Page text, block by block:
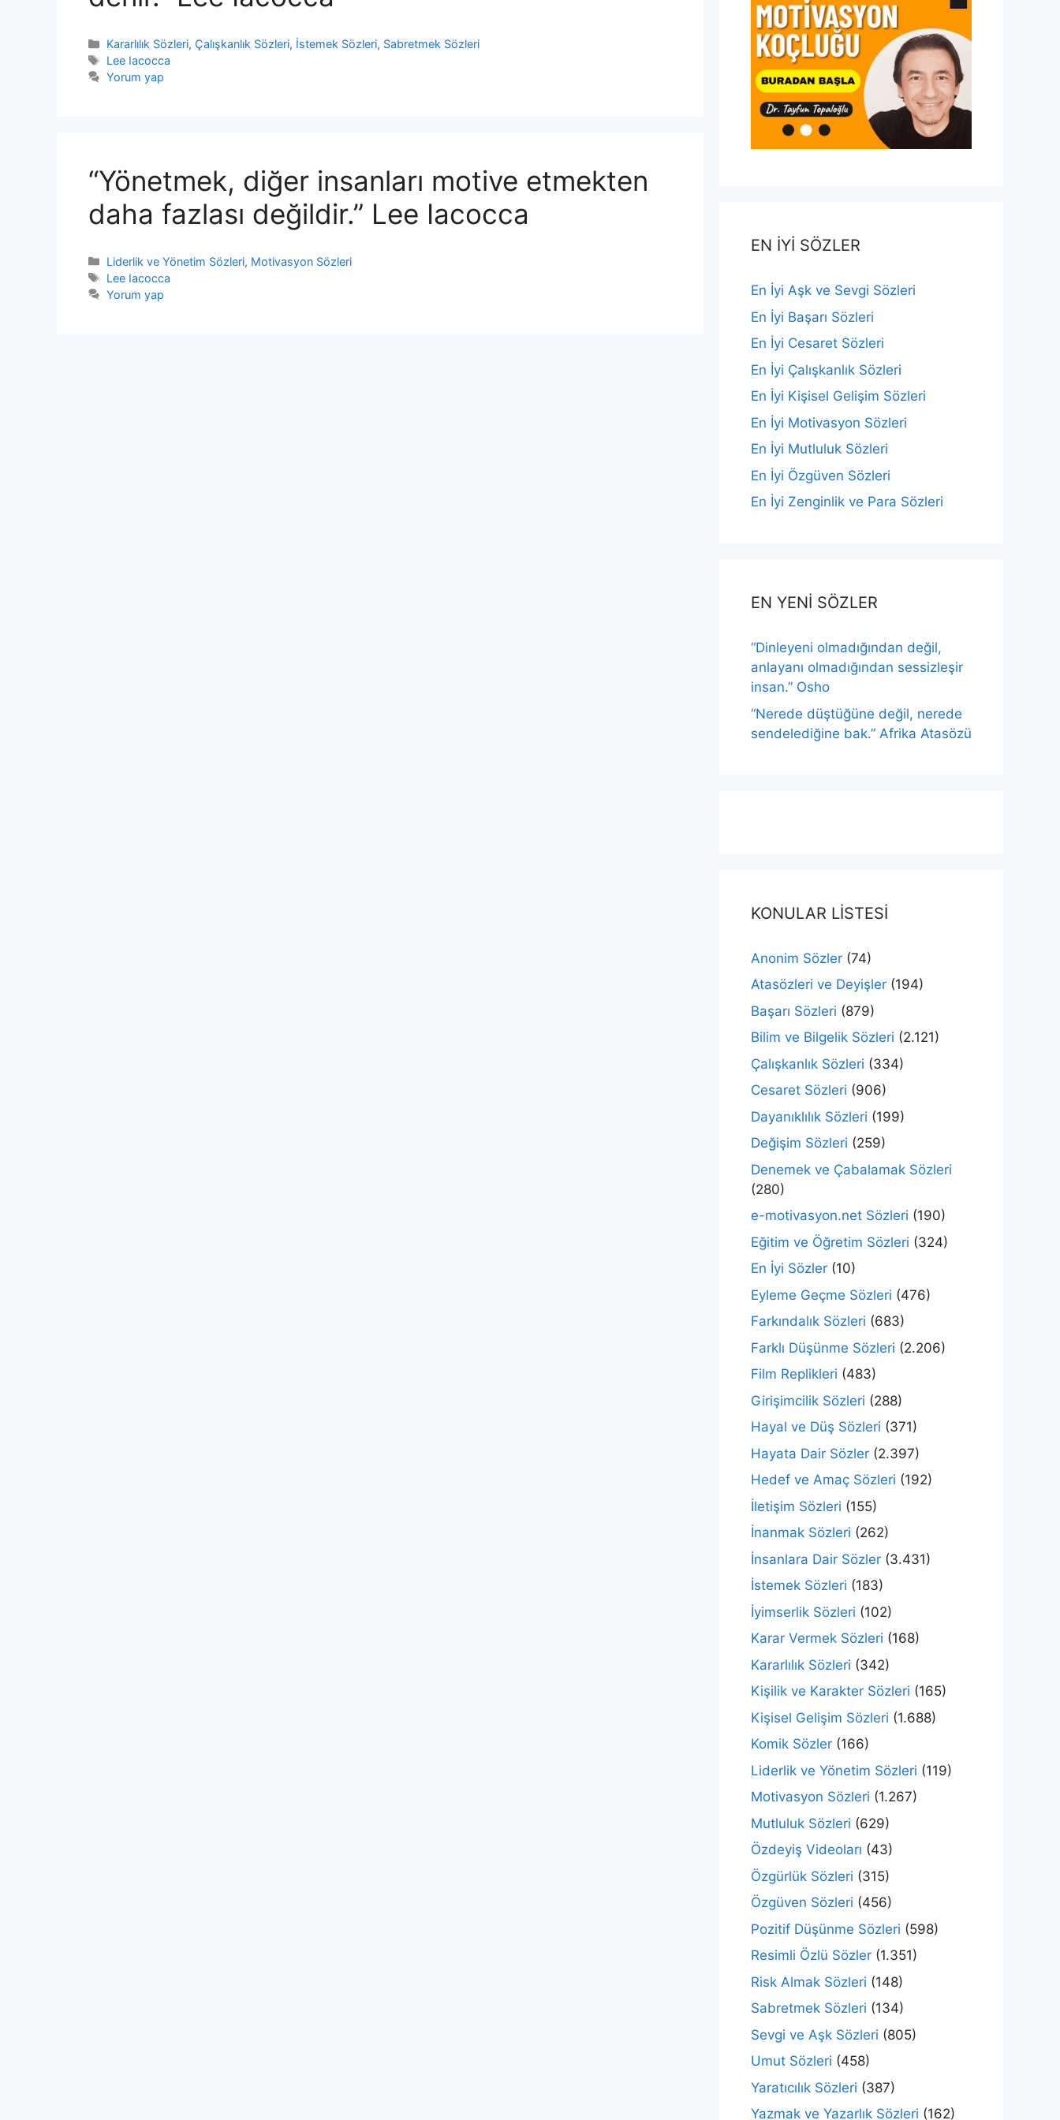
Kategoriler
Kararlılık Sözleri, Çalışkanlık Sözleri, İstemek Sözleri, Sabretmek Sözleri
Etiketler
Lee Iacocca
Yorum yap
“Yönetmek, diğer insanları motive etmekten
daha fazlası değildir.” Lee Iacocca
Kategoriler
Liderlik ve Yönetim Sözleri, Motivasyon Sözleri
Etiketler
Lee Iacocca
Yorum yap
EN İYİ SÖZLER
En İyi Aşk ve Sevgi Sözleri
En İyi Başarı Sözleri
En İyi Cesaret Sözleri
En İyi Çalışkanlık Sözleri
En İyi Kişisel Gelişim Sözleri
En İyi Motivasyon Sözleri
En İyi Mutluluk Sözleri
En İyi Özgüven Sözleri
En İyi Zenginlik ve Para Sözleri
EN YENİ SÖZLER
“Dinleyeni olmadığından değil,
anlayanı olmadığından sessizleşir
insan.” Osho
“Nerede düştüğüne değil, nerede
sendelediğine bak.” Afrika Atasözü
KONULAR LİSTESİ
Anonim Sözler (74)
Atasözleri ve Deyişler (194)
Başarı Sözleri (879)
Bilim ve Bilgelik Sözleri (2.121)
Çalışkanlık Sözleri (334)
Cesaret Sözleri (906)
Dayanıklılık Sözleri (199)
Değişim Sözleri (259)
Denemek ve Çabalamak Sözleri
(280)
e-motivasyon.net Sözleri (190)
Eğitim ve Öğretim Sözleri (324)
En İyi Sözler (10)
Eyleme Geçme Sözleri (476)
Farkındalık Sözleri (683)
Farklı Düşünme Sözleri (2.206)
Film Replikleri (483)
Girişimcilik Sözleri (288)
Hayal ve Düş Sözleri (371)
Hayata Dair Sözler (2.397)
Hedef ve Amaç Sözleri (192)
İletişim Sözleri (155)
İnanmak Sözleri (262)
İnsanlara Dair Sözler (3.431)
İstemek Sözleri (183)
İyimserlik Sözleri (102)
Karar Vermek Sözleri (168)
Kararlılık Sözleri (342)
Kişilik ve Karakter Sözleri (165)
Kişisel Gelişim Sözleri (1.688)
Komik Sözler (166)
Liderlik ve Yönetim Sözleri (119)
Motivasyon Sözleri (1.267)
Mutluluk Sözleri (629)
Özdeyiş Videoları (43)
Özgürlük Sözleri (315)
Özgüven Sözleri (456)
Pozitif Düşünme Sözleri (598)
Resimli Özlü Sözler (1.351)
Risk Almak Sözleri (148)
Sabretmek Sözleri (134)
Sevgi ve Aşk Sözleri (805)
Umut Sözleri (458)
Yaratıcılık Sözleri (387)
Yazmak ve Yazarlık Sözleri (162)